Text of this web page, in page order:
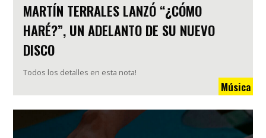
MARTÍN TERRALES LANZÓ “¿CÓMO
HARÉ?”, UN ADELANTO DE SU NUEVO
DISCO
Todos los detalles en esta nota!
Música